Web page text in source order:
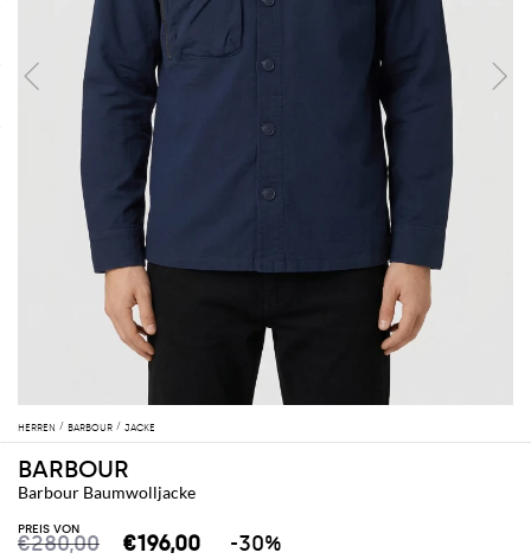
HERREN BARBOUR JACKE
BARBOUR
Barbour Baumwolljacke
PREIS VON
€280,00 €196,00 -30%